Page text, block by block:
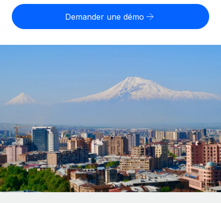
entités
Sous-traitez les opérations complexes liées à l’emploi
INFRASTRUCTURE
Intégration Remote
Intégrez vos RH aux flux de travail en toute simplicité
Plateforme
Des fonctions RH clés intégrées pour votre équipe
Explorateur des États-Unis (par État)
Simplifiez l’embauche à travers les différents États des
CROISSANCE
Des solutions agiles et internationales pour les RH et la
paie des entreprises en pleine croissance
Entreprises intermédiaires
Développez vos équipes avec des solutions RH sur
mesure
Évaluez le risque de requalification de contrat par pays
Calculateur de paiement des freelances
Découvrez les devises disponibles et les vitesses de
APPRENDRE AVEC REMOTE
Recherche et guides
Études de cas
Français
Español
Italiano
Português (Portugal)
Demander une démo